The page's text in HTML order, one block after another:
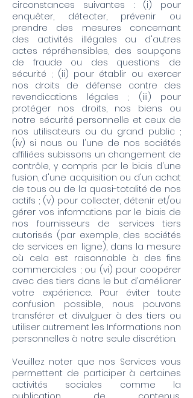
circonstances suivantes : (i) pour
enquêter, détecter, prévenir ou
prendre des mesures concernant
des activités illégales ou d'autres
actes répréhensibles, des soupçons
de fraude ou des questions de
sécurité ; (ii) pour établir ou exercer
nos droits de défense contre des
revendications légales ; (iii) pour
protéger nos droits, nos biens ou
notre sécurité personnelle et ceux de
nos utilisateurs ou du grand public ;
(iv) si nous ou l'une de nos sociétés
affiliées subissons un changement de
contrôle, y compris par le biais d'une
fusion, d'une acquisition ou d'un achat
de tous ou de la quasi-totalité de nos
actifs ; (v) pour collecter, détenir et/ou
gérer vos informations par le biais de
nos fournisseurs de services tiers
autorisés (par exemple, des sociétés
de services en ligne), dans la mesure
où cela est raisonnable à des fins
commerciales ; ou (vi) pour coopérer
avec des tiers dans le but d'améliorer
votre expérience. Pour éviter toute
confusion possible, nous pouvons
transférer et divulguer à des tiers ou
utiliser autrement les Informations non
personnelles à notre seule discrétion.
Veuillez noter que nos Services vous
permettent de participer à certaines
activités sociales comme la